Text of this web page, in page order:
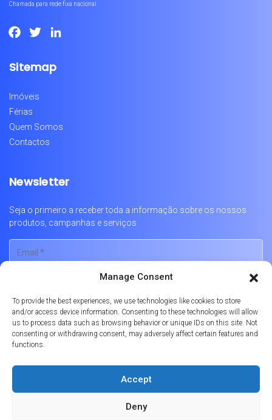
Manage Consent
To provide the best experiences, we use technologies like cookies to store
and/or access device information. Consenting to these technologies will allow
us to process data such as browsing behavior or unique IDs on this site. Not
consenting or withdrawing consent, may adversely affect certain features and
functions.
Accept
Deny
Chamada para rede fixa nacional
Facebook
Twitter
Sitemap
Imóveis
Férias
Quem Somos
Contactos
Newsletter
Seja o primeiro a receber toda a informação sobre os nossos
produtos, campanhas e serviços.
Português
Política de Privacidade Política de Cookies Livro de Reclamações Online